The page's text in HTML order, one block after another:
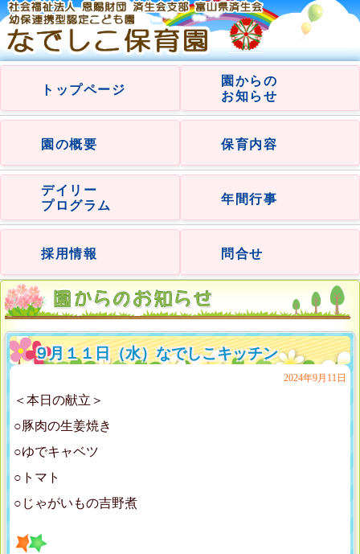
トップページ
園からの
お知らせ
園の概要 保育内容
デイリー
プログラム
年間行事
採用情報 問合せ
９月１１日（水）なでしこキッチン
2024年9月11日
＜本日の献立＞
○豚肉の生姜焼き
○ゆでキャベツ
○トマト
○じゃがいもの吉野煮